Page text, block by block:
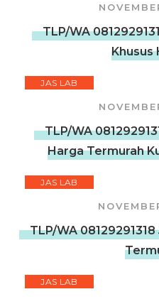
TLP/WA
Khusus
JAS LAB
TLP/WA
Harga Termurah
JAS LAB
TLP/WA
JAS LAB